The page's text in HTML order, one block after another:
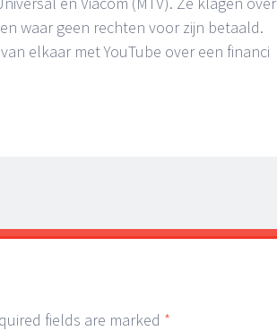
waar geen rechten voor zijn betaald.
elkaar met YouTube over een financi
fields are marked *